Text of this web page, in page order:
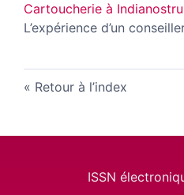
Cartoucherie à
L’expérience d’un
Retour à l’index
ISSN